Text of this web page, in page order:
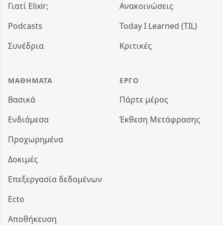
Γιατί Elixir;
Podcasts
Συνέδρια
ΜΑΘΉΜΑΤΑ
Βασικά
Ενδιάμεσα
Προχωρημένα
Δοκιμές
Επεξεργασία δεδομένων
Ecto
Αποθήκευση
Ανακοινώσεις
Today I Learned (TIL)
Κριτικές
ΈΡΓΟ
Πάρτε μέρος
Έκθεση Μετάφρασης